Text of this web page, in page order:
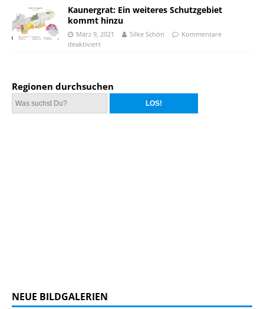
Kaunergrat: Ein weiteres Schutzgebiet
kommt hinzu
März 9, 2021 Silke Schön
Kommentare
deaktiviert
Regionen durchsuchen
NEUE BILDGALERIEN